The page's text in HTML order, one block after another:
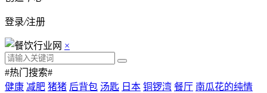
登录/注册
×
#热门搜索#
健康 减肥 猪猪 后背包 汤匙 日本 铜锣湾 餐厅 南瓜花的纯情